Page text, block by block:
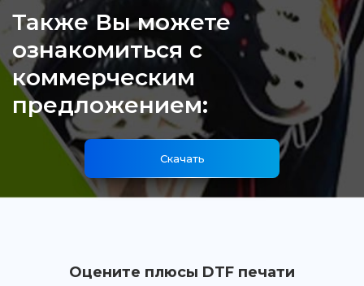
Также Вы можете
ознакомиться с
коммерческим
предложением:
Скачать
Оцените плюсы DTF печати